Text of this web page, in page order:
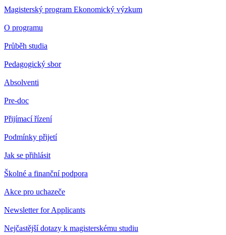
Magisterský program Ekonomický výzkum
O programu
Průběh studia
Pedagogický sbor
Absolventi
Pre-doc
Přijímací řízení
Podmínky přijetí
Jak se přihlásit
Školné a finanční podpora
Akce pro uchazeče
Newsletter for Applicants
Nejčastější dotazy k magisterskému studiu